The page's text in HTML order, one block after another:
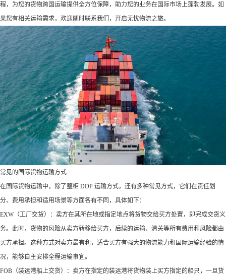
程，为您的货物跨国运输提供全方位保障，助力您的业务在国际市场上蓬勃发展。如
果您有相关运输需求，欢迎随时联系我们，开启无忧物流之旅。
常见的国际货物运输方式​
在国际货物运输中，除了整柜 DDP 运输方式，还有多种常见方式，它们在责任划
分、费用承担和适用场景等方面各有不同，具体如下：​
EXW（工厂交货）：卖方在其所在地或指定地点将货物交给买方处置，即完成交货义
务。此时，货物的风险从卖方转移给买方，后续的运输、清关等所有费用和风险都由
买方承担。这种方式对卖方最有利，适合买方有强大的物流能力和国际运输经验的情
况，能够自主安排全程运输事宜。​
FOB（装运港船上交货）：卖方在指定的装运港将货物装上买方指定的船只，一旦货